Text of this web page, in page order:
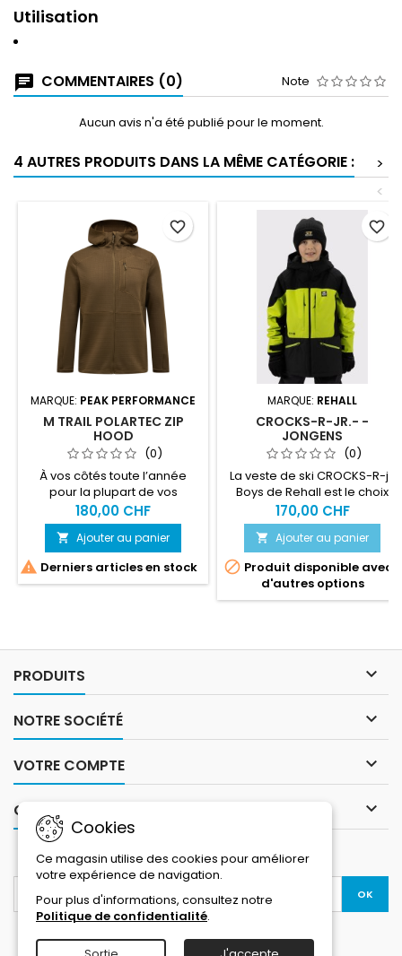
Utilisation
COMMENTAIRES (0) Note
Aucun avis n'a été publié pour le moment.
4 AUTRES PRODUITS DANS LA MÊME CATÉGORIE :
>
<
MARQUE: PEAK PERFORMANCE
M TRAIL POLARTEC ZIP
HOOD
(0)
À vos côtés toute l’année
pour la plupart de vos
activités en plein air, cette
polaire technique présente
un motif quadrillé sur
l’intérieur qui favorise la
circulation de l’air et la
thermorégulation.
180,00 CHF
 Ajouter au panier
 Derniers articles en stock
favorite_border
MARQUE: REHALL
CROCKS-R-JR.- -
JONGENS
WINTERSPORTJAS
(0)
La veste de ski CROCKS-R-jr.
Boys de Rehall est le choix
idéal pour les jeunes
aventuriers prêts à affronter
les montagnes en hiver.
Cette veste de sports d'hiver
est conçue pour garder les
garçons au chaud, au sec et
à l'aise pendant leurs
sa coupe normale et son
look robuste, cette veste est
170,00 CHF
 Ajouter au panier
 Produit disponible avec
d'autres options
favorite_border
PRODUITS 
NOTRE SOCIÉTÉ 
VOTRE COMPTE 
CONTACT 
Cookies
Ce magasin utilise des cookies pour améliorer
votre expérience de navigation.
Pour plus d'informations, consultez notre
Politique de confidentialité.
LETTRE D'INFORMATIONS